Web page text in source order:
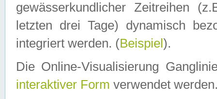
gewässerkundlicher Zeitreihen
letzten drei Tage) dynamisch
integriert werden. (Beispiel ).
Die Online-Visualisierung
interaktiver Form verwendet